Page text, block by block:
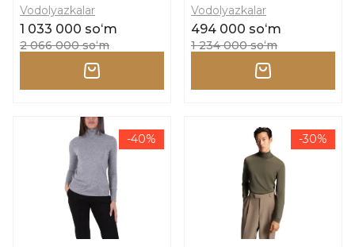
Vodolyazkalar
1 033 000 soʻm
2 066 000 soʻm
Vodolyazkalar
494 000 soʻm
1 234 000 soʻm
-40% -30%